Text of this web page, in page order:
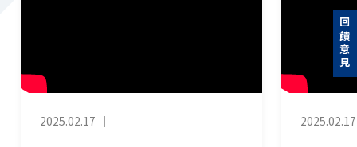
2025.02.17 ｜ 2025.02.17
回饋意見